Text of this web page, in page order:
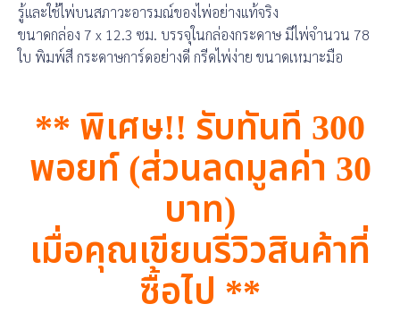
รู้และใช้ไพ่บนสภาวะอารมณ์ของไพ่อย่างแท้จริง
ขนาดกล่อง 7 x 12.3 ซม. บรรจุในกล่องกระดาษ มีไพ่จำนวน 78
ใบ พิมพ์สี กระดาษการ์ดอย่างดี กรีดไพ่ง่าย ขนาดเหมาะมือ
** พิเศษ!! รับทันที 300
พอยท์ (ส่วนลดมูลค่า 30
บาท)
เมื่อคุณเขียนรีวิวสินค้าที่
ซื้อไป **